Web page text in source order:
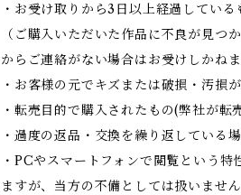
・お受け取りから3日以上経過している
（ご購入いただいた作品に不良が見つ
からご連絡がない場合はお受けしかねま
・お客様の元でキズまたは破損・汚損
・転売目的で購入されたもの(弊社が
・過度の返品・交換を繰り返している
・PCやスマートフォンで閲覧という
ますが、当方の不備としては扱いません